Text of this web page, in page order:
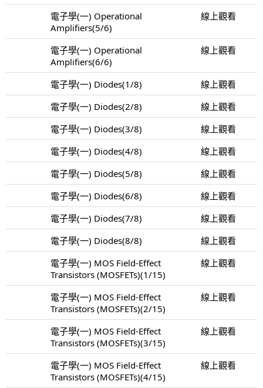
電子學(一) Operational
Amplifiers(5/6)
線上觀看
電子學(一) Operational
Amplifiers(6/6)
線上觀看
電子學(一) Diodes(1/8)
線上觀看
電子學(一) Diodes(2/8)
線上觀看
電子學(一) Diodes(3/8)
線上觀看
電子學(一) Diodes(4/8)
線上觀看
電子學(一) Diodes(5/8)
線上觀看
電子學(一) Diodes(6/8)
線上觀看
電子學(一) Diodes(7/8)
線上觀看
電子學(一) Diodes(8/8)
線上觀看
電子學(一) MOS Field-Effect
Transistors (MOSFETs)(1/15)
線上觀看
電子學(一) MOS Field-Effect
Transistors (MOSFETs)(2/15)
線上觀看
電子學(一) MOS Field-Effect
Transistors (MOSFETs)(3/15)
線上觀看
電子學(一) MOS Field-Effect
Transistors (MOSFETs)(4/15)
線上觀看